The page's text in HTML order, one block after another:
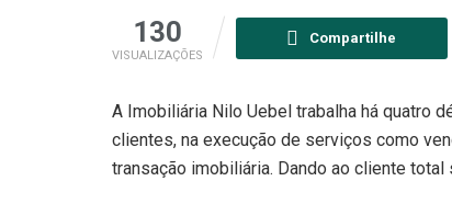
130
VISUALIZAÇÕES
Compartilhe
A Imobiliária Nilo Uebel trabalha há quatro
clientes, na execução de serviços como
transação imobiliária. Dando ao cliente